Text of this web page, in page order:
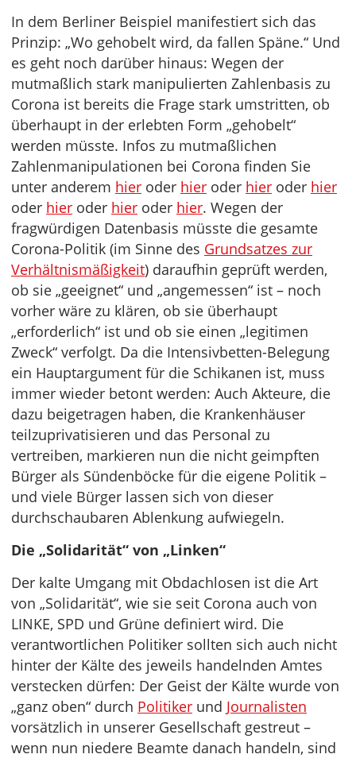
In dem Berliner Beispiel manifestiert sich das
Prinzip: „Wo gehobelt wird, da fallen Späne.“ Und
es geht noch darüber hinaus: Wegen der
mutmaßlich stark manipulierten Zahlenbasis zu
Corona ist bereits die Frage stark umstritten, ob
überhaupt in der erlebten Form „gehobelt“
werden müsste. Infos zu mutmaßlichen
Zahlenmanipulationen bei Corona finden Sie
unter anderem hier oder hier oder hier oder hier
oder hier oder hier oder hier. Wegen der
fragwürdigen Datenbasis müsste die gesamte
Corona-Politik (im Sinne des Grundsatzes zur
Verhältnismäßigkeit) daraufhin geprüft werden,
ob sie „geeignet“ und „angemessen“ ist – noch
vorher wäre zu klären, ob sie überhaupt
„erforderlich“ ist und ob sie einen „legitimen
Zweck“ verfolgt. Da die Intensivbetten-Belegung
ein Hauptargument für die Schikanen ist, muss
immer wieder betont werden: Auch Akteure, die
dazu beigetragen haben, die Krankenhäuser
teilzuprivatisieren und das Personal zu
vertreiben, markieren nun die nicht geimpften
Bürger als Sündenböcke für die eigene Politik –
und viele Bürger lassen sich von dieser
durchschaubaren Ablenkung aufwiegeln.
Die „Solidarität“ von „Linken“
Der kalte Umgang mit Obdachlosen ist die Art
von „Solidarität“, wie sie seit Corona auch von
LINKE, SPD und Grüne definiert wird. Die
verantwortlichen Politiker sollten sich auch nicht
hinter der Kälte des jeweils handelnden Amtes
verstecken dürfen: Der Geist der Kälte wurde von
„ganz oben“ durch Politiker und Journalisten
vorsätzlich in unserer Gesellschaft gestreut –
wenn nun niedere Beamte danach handeln, sind